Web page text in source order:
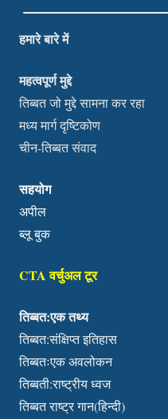
हमारे बारे में
महत्वपूर्ण मुद्दे
तिब्बत जो मुद्दे सामना कर रहा
मध्य मार्ग दृष्टिकोण
चीन-तिब्बत संवाद
सहयोग
अपील
ब्लू बुक
CTA वर्चुअल टूर
तिब्बत:एक तथ्य
तिब्बत:संक्षिप्त इतिहास
तिब्बतःएक अवलोकन
तिब्बती:राष्ट्रीय ध्वज
तिब्बत राष्ट्र गान(हिन्दी)